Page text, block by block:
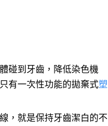
碰到牙齒，降低染色機
有一次性功能的拋棄式塑
，就是保持牙齒潔白的不